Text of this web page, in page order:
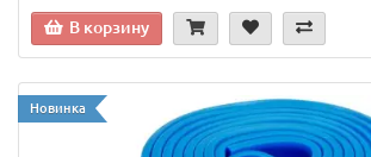
В корзину
Новинка